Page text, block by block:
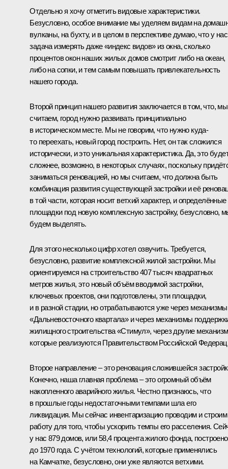
Отдельно я хочу отметить видовые характеристики.
Безусловно, особое внимание мы уделяем видам на
вулканы, на бухту, и в целом в перспективе думаю, что у нас
задача измерять даже «индекс видов» из окна, сколько
процентов окон наших жилых домов смотрит либо на океан,
либо на сопки, и тем самым повышать привлекательность
нашего города.
Второй принцип нашего развития заключается в том, что, мы
считаем, город нужно развивать принципиально
в историческом месте. Мы не говорим, что нужно куда-
то переехать, новый город построить. Нет, он так сложился
исторически, и это уникальная характеристика. Да, это
сложнее, возможно, в некоторых случаях, поскольку
заниматься реновацией, но мы считаем, что должна быть
комбинация развития существующей застройки и её
в той части, которая носит ветхий характер, и определённые
площадки под новую комплексную застройку, безусловно,
будем выделять.
Для этого несколько цифр хотел озвучить. Требуется,
безусловно, развитие комплексной жилой застройки. Мы
ориентируемся на строительство 407 тысяч квадратных
метров жилья, это новый объём вводимой застройки,
ключевых проектов, они подготовлены, эти площадки,
и в разной стадии, но отрабатываются уже через механизмы
«Дальневосточного квартала» и через механизмы
жилищного строительства «Стимул», через другие
которые реализуются Правительством Российской
Второе направление – это реновация сложившейся
Конечно, наша главная проблема – это огромный объём
накопленного аварийного жилья. Честно признаюсь, что
в прошлые годы недостаточными темпами шла его
ликвидация. Мы сейчас инвентаризацию проводим и строим
работу для того, чтобы ускорить темпы его расселения.
у нас 879 домов, или 58,4 процента жилого фонда, построено
до 1970 года. С учётом технологий, которые применялись
на Камчатке, безусловно, они уже являются ветхими.